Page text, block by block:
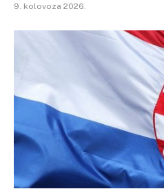
9. kolovoza 2026.